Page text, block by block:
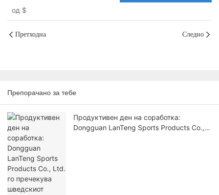
врвки за извлекување и
еластични врвки од четири
страни, на жешка
од $
Претходна Следно
Препорачано за тебе
Продуктивен ден на соработка:
Dongguan LanTeng Sports Products Co.,